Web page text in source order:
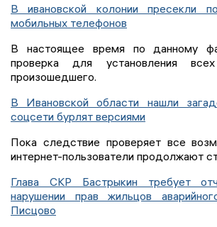
В ивановской колонии пресекли
мобильных телефонов
В настоящее время по данному
проверка для установления всех
произошедшего.
В Ивановской области нашли
соцсети бурлят версиями
Пока следствие проверяет все
интернет-пользователи продолжают
Глава СКР Бастрыкин требует
нарушении прав жильцов
Писцово